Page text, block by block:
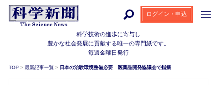
科学技術の進歩に寄与し
豊かな社会発展に貢献する唯一の専門紙です。
毎週金曜日発行
ログイン・申込
TOP > 最新記事一覧 > 日本の治験環境整備必要 医薬品開発協議会で指摘